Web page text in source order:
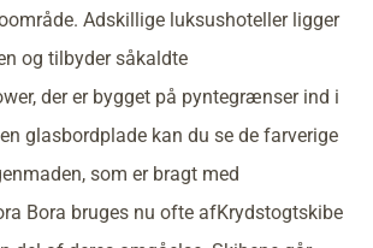
Adskillige luksushoteller ligger
og tilbyder såkaldte
der er bygget på pyntegrænser ind i
glasbordplade kan du se de farverige
som er bragt med
Bora bruges nu ofte afKrydstogtskibe